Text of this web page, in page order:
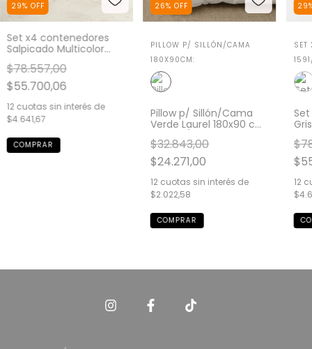
29% OFF
Set x4 contenedores
Salpicado Multicolor
GH-1590
$78.557,00
$55.700,06
12 cuotas sin interés de
$4.641,67
26% OFF
PILLOW P/ SILLÓN/CAMA
180X90CM:
Pillow p/ Sillón/Cama
Verde Laurel 180x90 cm
GH9157/1
$32.843,00
$24.271,00
12 cuotas sin interés de
$2.022,58
29
SET
12